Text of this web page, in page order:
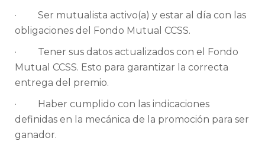
· Ser mutualista activo(a) y estar al día con las
obligaciones del Fondo Mutual CCSS.
· Tener sus datos actualizados con el Fondo
Mutual CCSS. Esto para garantizar la correcta
entrega del premio.
· Haber cumplido con las indicaciones
definidas en la mecánica de la promoción para ser
ganador.